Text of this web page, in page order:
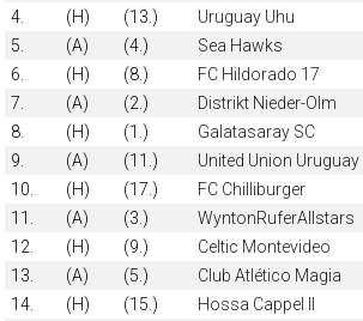
4.
(H) (13.) Uruguay Uhu
5.
(A) (4.) Sea Hawks
6.
(H) (8.) FC Hildorado 17
7.
(A) (2.) Distrikt Nieder-Olm
8.
(H) (1.) Galatasaray SC
9.
(A) (11.) United Union Uruguay
10.
(H) (17.) FC Chilliburger
11.
(A) (3.) WyntonRuferAllstars
12.
(H) (9.) Celtic Montevideo
13.
(A) (5.) Club Atlético Magia
14.
(H) (15.) Hossa Cappel II